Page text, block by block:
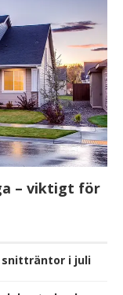
– viktigt för
snitträntor i juli